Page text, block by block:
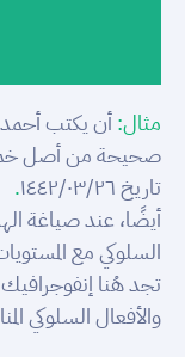
مثال:أن يكتب
صحيحة من أصل
تاريخ ١٤٤٢/٠٣/٢٦
.
أيضًا، عند صياغة
السلوكي مع
تجدهُنا
والأفعال السلوكي